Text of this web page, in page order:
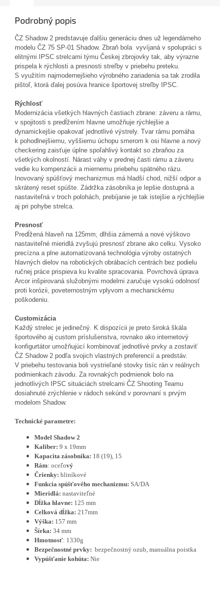
Podrobný popis
ČZ Shadow 2 predstavuje ďalšiu generáciu dnes už legendárneho
modelu ČZ 75 SP-01 Shadow. Zbraň bola vyvíjaná v spolupráci s
elitnými IPSC strelcami týmu Českej zbrojovky tak, aby výrazne
prispela k rýchlosti a presnosti streľby v priebehu preteku.
S využitím najmodernejšieho výrobného zariadenia sa tak zrodila
pištoľ, ktorá ďalej posúva hranice športovej streľby IPSC.
Rýchlosť
Modernizácia všetkých hlavných častiach zbrane: záveru a rámu,
v spojitosti s predĺžením hlavne umožňuje rýchlejšie a
dynamickejšie opakovať jednotlivé výstrely. Tvar rámu pomáha
k pohodlnejšiemu, vyššiemu úchopu smerom k osi hlavne a nový
checkering zaisťuje úplne spoľahlivý kontakt so zbraňou za
všetkých okolností. Nárast váhy v prednej časti rámu a záveru
vedie ku kompenzácii a miernemu priebehu spätného rázu.
Inovovaný spúšťový mechanizmus má hladší chod, nižší odpor a
skrátený reset spúšte. Zádržka zásobníka je lepšie dostupná a
nastaviteľná v troch polohách, prebíjanie je tak istejšie a rýchlejšie
aj pri pohybe strelca.
Presnosť
Predĺžená hlaveň na 125mm, dlhšia zámerná a nové výškovo
nastaviteľné mieridlá zvyšujú presnosť zbrane ako celku. Vysoko
precízna a plne automatizovaná technológia výroby ostatných
hlavných dielov na robotických obrábacích centrách bez podielu
ručnej práce prispieva ku kvalite spracovania. Povrchová úprava
Arcor inšpirovaná služobnými modelmi zaručuje vysokú odolnosť
proti korózii, poveternostným vplyvom a mechanickému
poškodeniu.
Customizácia
Každý strelec je jedinečný. K dispozícii je preto široká škála
športového aj custom príslušenstva, rovnako ako internetový
konfigurtátor umožňujúcí kombinovať jednotlivé prvky a zostaviť
ČZ Shadow 2 podľa svojich vlastných preferencií a predstáv.
V priebehu testovania boli vystrieľané stovky tisíc rán v reálnych
podmienkach závodu. Za rovnakých podmienok bolo na
jednotlivých IPSC situáciách strelcami ČZ Shooting Teamu
dosiahnuté zrýchlenie v rádoch sekúnd v porovnaní s prvým
modelom Shadow.
Technické parametre:
Model Shadow 2
Kaliber: 9 x 19mm
Kapacita zásobníka: 18 (19), 15
Rám: oceľový
Črienky: hliníkové
Funkcia spúšťového mechanizmu: SA/DA
Mieridlá: nastaviteľné
Dĺžka hlavne: 125 mm
Celková dĺžka: 217mm
Výška: 157 mm
Šírka: 34 mm
Hmotnosť: 1330g
Bezpečnostné prvky: bezpečnostný ozub, manuálna poistka
Vypúšťanie kohúta: Nie